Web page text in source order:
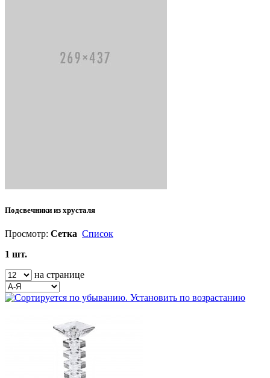
Подсвечники из хрусталя
Просмотр: Сетка Список
1 шт.
на странице